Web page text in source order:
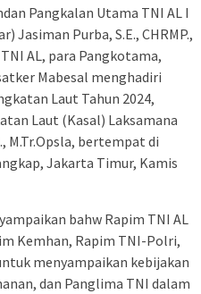
Pangkalan Utama TNI AL I
Jasiman Purba, S.E., CHRMP.,
AL, para Pangkotama,
Mabesal menghadiri
Laut Tahun 2024,
Laut (Kasal) Laksamana
M.Tr.Opsla, bertempat di
Jakarta Timur, Kamis
bahw Rapim TNI AL
Kemhan, Rapim TNI-Polri,
menyampaikan kebijakan
dan Panglima TNI dalam